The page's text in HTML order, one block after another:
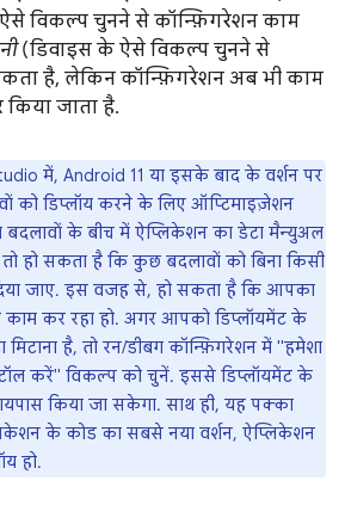
विकल्प चुनने से कॉन्फ़िगरेशन काम
(डिवाइस के ऐसे विकल्प चुनने से
है, लेकिन कॉन्फ़िगरेशन अब भी काम
जाता है.
में, Android 11 या इसके बाद के वर्शन पर
को डिप्लॉय करने के लिए ऑप्टिमाइज़ेशन
बदलावों के बीच में ऐप्लिकेशन का डेटा मैन्युअल
तो हो सकता है कि कुछ बदलावों को बिना किसी
जाए. इस वजह से, हो सकता है कि आपका
काम कर रहा हो. अगर आपको डिप्लॉयमेंट के
है, तो रन/डीबग कॉन्फ़िगरेशन में "हमेशा
करें" विकल्प को चुनें. इससे डिप्लॉयमेंट के
किया जा सकेगा. साथ ही, यह पक्का
के कोड का सबसे नया वर्शन, ऐप्लिकेशन
हो.